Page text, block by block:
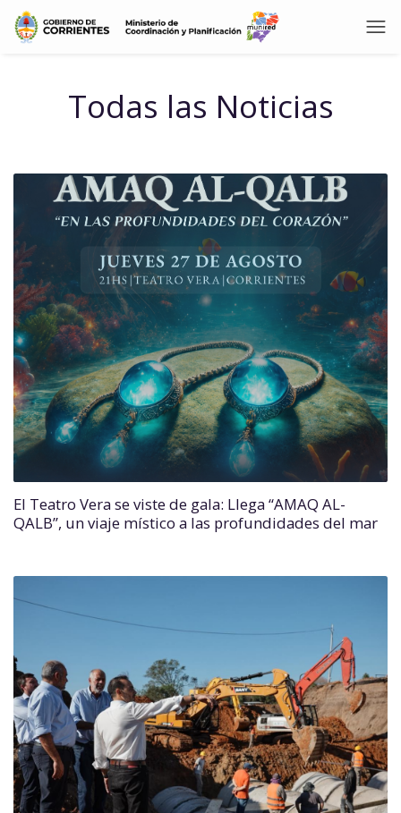
Todas las Noticias
El Teatro Vera se viste de gala: Llega “AMAQ AL-
QALB”, un viaje místico a las profundidades del mar